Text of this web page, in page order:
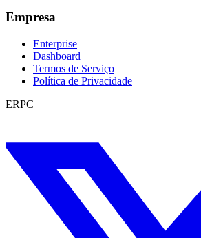
Empresa
Enterprise
Dashboard
Termos de Serviço
Política de Privacidade
ERPC